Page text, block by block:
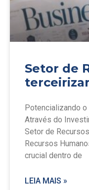
Setor de
Potencializando
Através do
Setor de
Recursos
crucial dentro de
LEIA MAIS »